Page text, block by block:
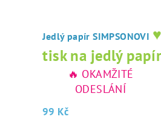
Jedlý papír SIMPSONOVI ♥
tisk na jedlý papír
🔥 OKAMŽITÉ
ODESLÁNÍ
99 Kč